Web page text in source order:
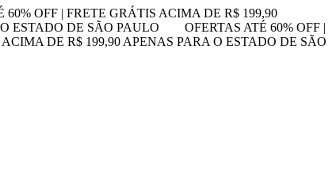
60% OFF | FRETE GRÁTIS ACIMA DE R$ 199,90
ESTADO DE SÃO PAULO
OFERTAS ATÉ 60% OFF |
DE R$ 199,90 APENAS PARA O ESTADO DE SÃO